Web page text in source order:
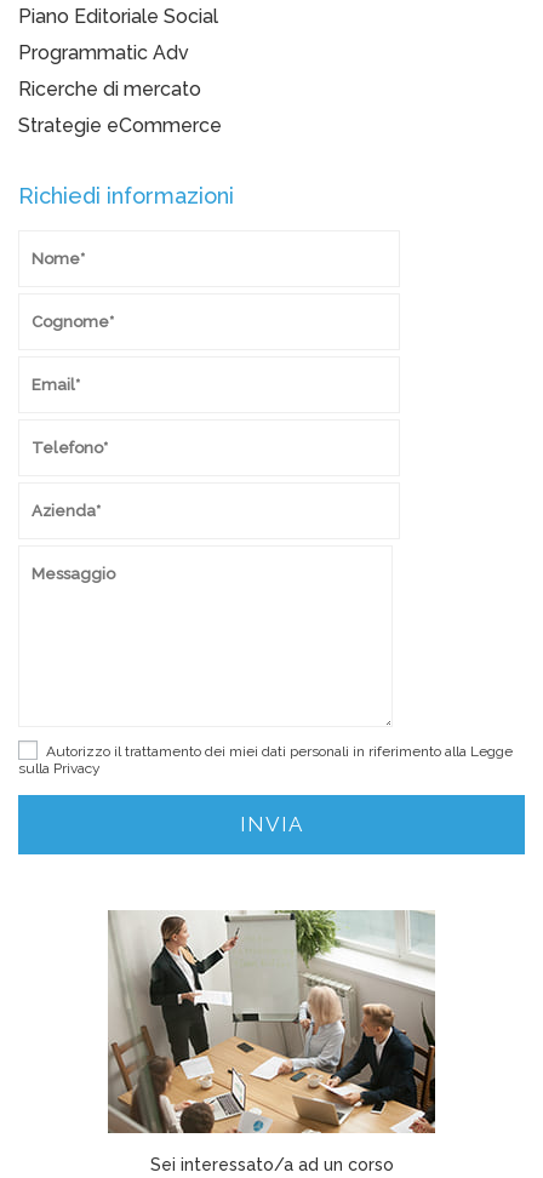
Piano Editoriale Social
Programmatic Adv
Ricerche di mercato
Strategie eCommerce
Richiedi informazioni
Autorizzo il trattamento dei miei dati personali in riferimento alla Legge
sulla Privacy
Sei interessato/a ad un corso